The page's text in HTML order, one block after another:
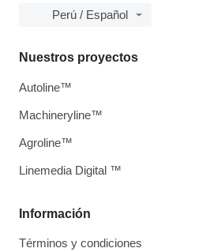
Perú / Español
Información
Términos y condiciones
Nuestros proyectos
Autoline™
Machineryline™
Agroline™
Linemedia Digital ™